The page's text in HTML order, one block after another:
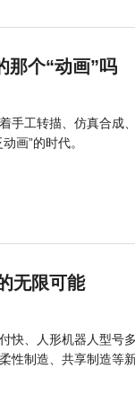
那个“动画”吗
手工转描、仿真合成
画”的时代。
无限可能
快、人形机器人型
性制造、共享制造等新